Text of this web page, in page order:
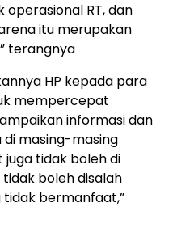
operasional RT, dan
itu merupakan
terangnya
HP kepada para
mempercepat
informasi dan
masing-masing
juga tidak boleh di
boleh disalah
bermanfaat,”